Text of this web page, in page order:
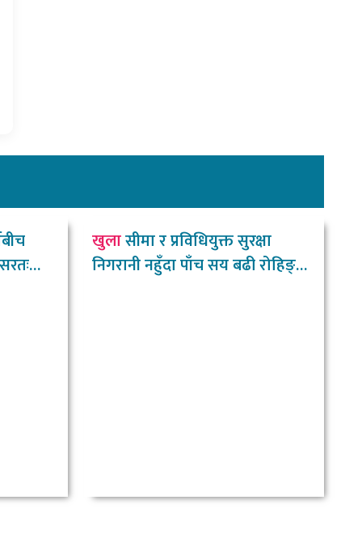
खुलासीमा र प्रविधियुक्त सुरक्षा
निगरानी नहुँदा पाँच सय बढी रोहिङ्ग्या